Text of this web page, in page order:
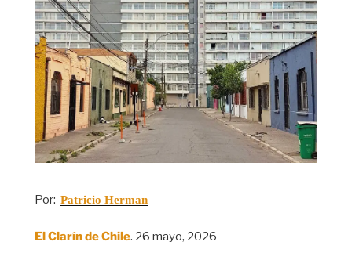
Por: Patricio Herman
El Clarín de Chile. 26 mayo, 2026